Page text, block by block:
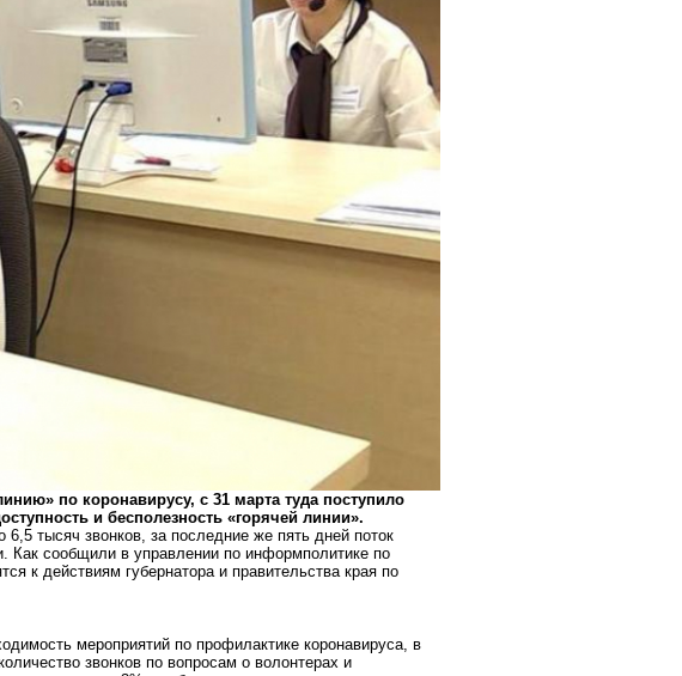
по коронавирусу, с 31 марта туда поступило
и бесполезность «горячей линии».
тысяч звонков, за последние же пять дней поток
Как сообщили в управлении по информполитике по
к действиям губернатора и правительства края по
мероприятий по профилактике коронавируса, в
звонков по вопросам о волонтерах и